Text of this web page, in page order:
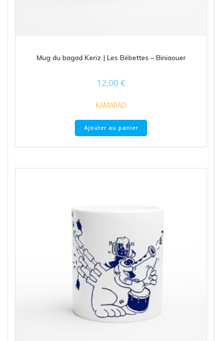
Mug du bagad Keriz | Les Bébettes – Biniaouer
12,00 €
KAMARAD
Ajouter au panier